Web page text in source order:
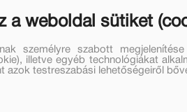
a készségfejlesztés, valamint a
a logikus gondolkodás, a kreatív
ennek a tudásnak az
a weboldal sütiket
személyre szabott
illetve egyéb technológiákat
azok testreszabási lehetőségeiről